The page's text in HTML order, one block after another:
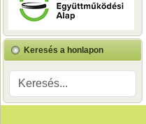
Keresés a honlapon